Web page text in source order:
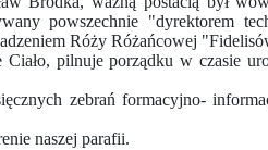
powszechnie "dyrektorem
Róży Różańcowej
pilnuje porządku w czasie
zebrań formacyjno-
naszej parafii.